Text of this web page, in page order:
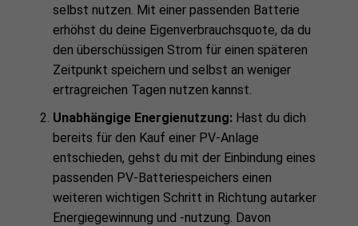
selbst nutzen. Mit einer passenden Batterie
erhöhst du deine Eigenverbrauchsquote, da du
den überschüssigen Strom für einen späteren
Zeitpunkt speichern und selbst an weniger
ertragreichen Tagen nutzen kannst.
Unabhängige Energienutzung: Hast du dich
bereits für den Kauf einer PV-Anlage
entschieden, gehst du mit der Einbindung eines
passenden PV-Batteriespeichers einen
weiteren wichtigen Schritt in Richtung autarker
Energiegewinnung und -nutzung. Davon